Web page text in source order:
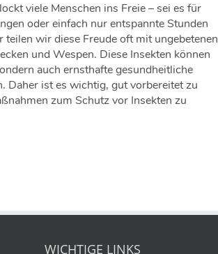
viele Menschen ins Freie – sei es für
oder einfach nur entspannte Stunden
teilen wir diese Freude oft mit ungebetenen
und Wespen. Diese Insekten können
auch ernsthafte gesundheitliche
Daher ist es wichtig, gut vorbereitet zu
zum Schutz vor Insekten zu
WICHTIGE LINKS